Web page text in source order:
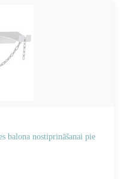
balona nostiprināšanai pie